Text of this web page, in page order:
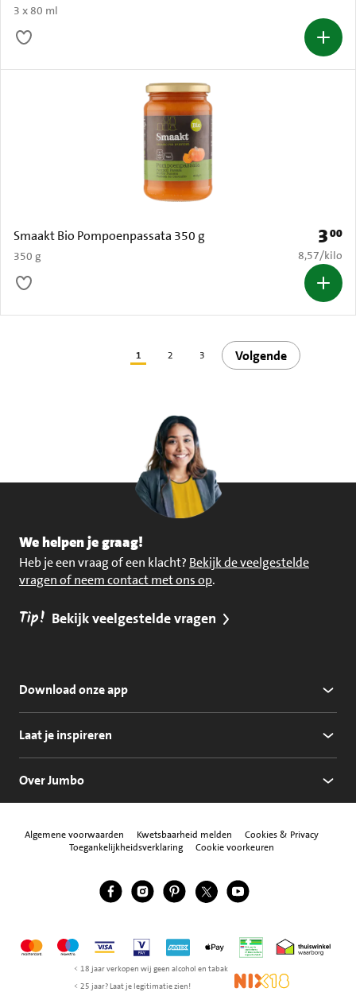
3 x 80 ml
Smaakt Bio Pompoenpassata 350 g
350 g
Prijs:
300
€ 8,57 per
8,57/kilo
1 2 3 Volgende
We helpen je graag!
Heb je een vraag of een klacht? Bekijk de veelgestelde
vragen of neem contact met ons op.
Tip! Bekijk veelgestelde vragen
Download onze app
Laat je inspireren
Over Jumbo
Algemene voorwaarden Kwetsbaarheid melden
Cookies & Privacy
Toegankelijkheidsverklaring
Cookie voorkeuren
Volg ons
Jumbo Facebook
Jumbo Instagram
Jumbo Pinterest
Jumbo Twitter
Jumbo YouTube
MastercardMaestroVisa Vpay American Express
Apple Pay Thuiswinkel
< 18 jaar verkopen wij geen alcohol en tabak
< 25 jaar? Laat je legitimatie zien!
NIX18